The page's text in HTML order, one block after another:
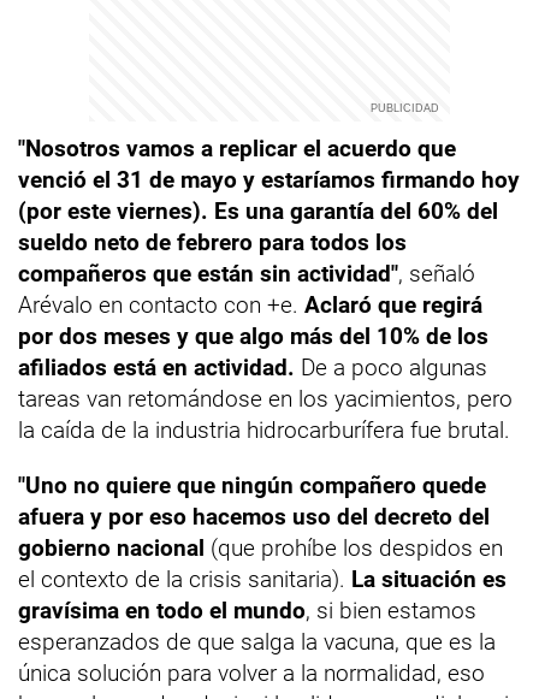
"Nosotros vamos a replicar el acuerdo que
venció el 31 de mayo y estaríamos firmando hoy
(por este viernes). Es una garantía del 60% del
sueldo neto de febrero para todos los
compañeros que están sin actividad", señaló
Arévalo en contacto con +e. Aclaró que regirá
por dos meses y que algo más del 10% de los
afiliados está en actividad. De a poco algunas
tareas van retomándose en los yacimientos, pero
la caída de la industria hidrocarburífera fue brutal.
"Uno no quiere que ningún compañero quede
afuera y por eso hacemos uso del decreto del
gobierno nacional (que prohíbe los despidos en
el contexto de la crisis sanitaria). La situación es
gravísima en todo el mundo, si bien estamos
esperanzados de que salga la vacuna, que es la
única solución para volver a la normalidad, eso